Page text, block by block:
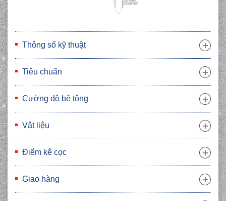
Thông số kỹ thuật
Tiêu chuẩn
Cường độ bê tông
Vật liệu
Điểm kê cọc
Giao hàng